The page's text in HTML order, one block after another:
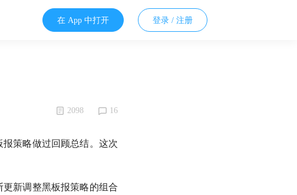
在 App 中打开 登录 / 注册
2098 16
策略做过回顾总结。这次
更新调整黑板报策略的组合